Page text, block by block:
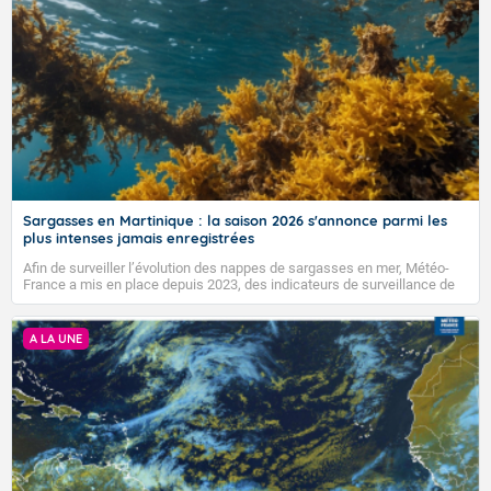
• Un indice ACE (Accumulated Cyclone Energy) de 155 (± 60)
Il s’agit de la première tendance pour 2025, qui s’accompagne donc
d’une grande incertitude.
L’activité cyclonique 2025 est prévue d’être sensiblement
supérieure à la normale des années 1991-2020
En comparaison ...
Normales de saison (moyennes 1991-2020) :
→ entre 14 et 15 cyclones nommés, 7 ouragans et ACE de
123
Moyennes sur les 10 dernières années (2015-2024) :
→ entre 17 et 18 cyclones nommés, 8 ouragans et ACE de
142
Records des 20 dernières années :
→ Cyclones nommés : seulement 8 en 2014 et jusqu’à 30
en 2020
→ Ouragans : seulement 2 en 2013 et jusqu’à 14 en 2005
→ ACE : seulement 36 en 2013 et jusqu’à 250 en 2005
ou un citoyen, voici ce qui change pour vous :
Sargasses en Martinique : la saison 2026 s'annonce parmi les
plus intenses jamais enregistrées
Afin de surveiller l’évolution des nappes de sargasses en mer, Météo-
France a mis en place depuis 2023, des indicateurs de surveillance de
l’activité « sargassique » permettant un suivi satellitaire régulier.
A LA UNE